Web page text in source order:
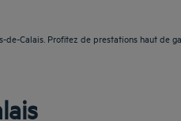
Calais. Profitez de prestations haut de